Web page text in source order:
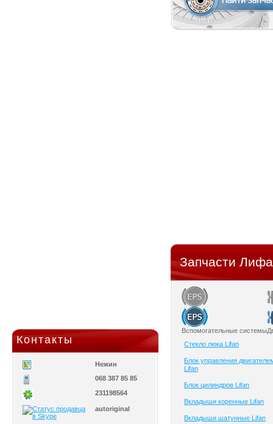
Контакты
Нежин
068 387 85 85
231198564
autoriginal
Запчасти
Вспомогательные системы
Cтекло люка Lifan
Блок управления
Lifan
Блок цилиндров Lifan
Вкладыши коренные Lifan
Вкладыши шатунные Lifan